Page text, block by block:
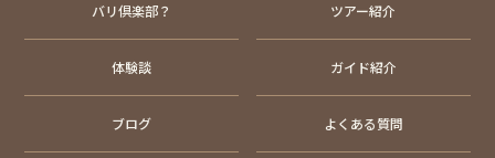
バリ倶楽部？ ツアー紹介
体験談 ガイド紹介
ブログ よくある質問